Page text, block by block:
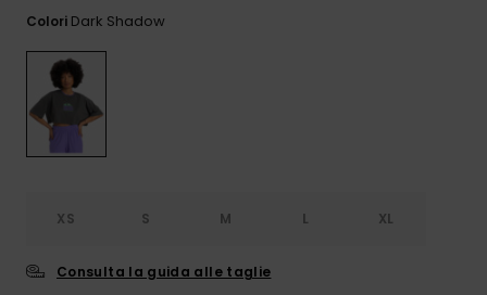
Colori Dark Shadow
XS S M L XL
Consulta la guida alle taglie